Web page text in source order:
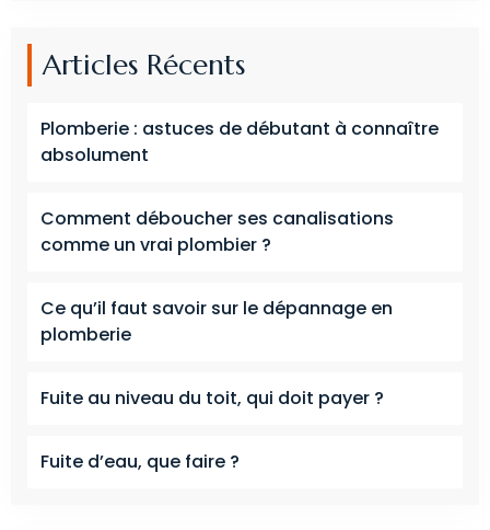
Articles Récents
Plomberie : astuces de débutant à connaître
absolument
Comment déboucher ses canalisations
comme un vrai plombier ?
Ce qu’il faut savoir sur le dépannage en
plomberie
Fuite au niveau du toit, qui doit payer ?
Fuite d’eau, que faire ?